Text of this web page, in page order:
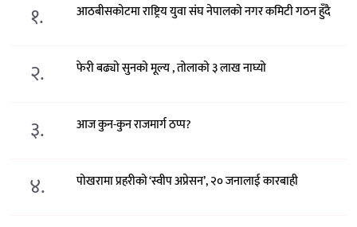
१. आठबीसकोटमा राष्ट्रिय युवा संघ नेपालको नगर कमिटी गठन हुँदै
२. फेरी बढ्यो सुनको मूल्य , तोलाको ३ लाख नाघ्यो
३. आज कुन-कुन राजमार्ग ठप्प?
४. पोखरामा प्रहरीको ‘स्वीप अप्रेसन’, २० जनालाई कारबाही